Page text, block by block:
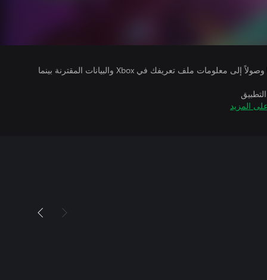
يتلقى ناشرو الألعاب التي تقوم بتشغيلها وصولاً إلى معلومات ملف تعريفك في Xbox والبيانات المقترنة بينما
المزيد